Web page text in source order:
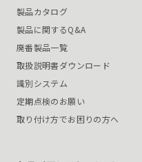
製品カタログ
製品に関するQ&A
廃番製品一覧
取扱説明書ダウンロード
識別システム
定期点検のお願い
取り付け方でお困りの方へ